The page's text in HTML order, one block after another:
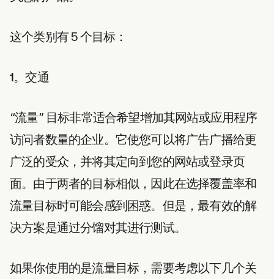
这个类别有 5 个目标：
1。交通
“流量” 目标非常适合希望增加其网站或应用程序
访问者数量的企业。它使您可以将广告广播给更
广泛的受众，并将其定向到您的网站或登录页
面。由于两者的目标相似，因此在选择覆盖率和
流量目标时可能会感到困惑。但是，最有效的解
决方案是通过分馏对其进行测试。
如果你使用的是流量目标，需要考虑以下几个关